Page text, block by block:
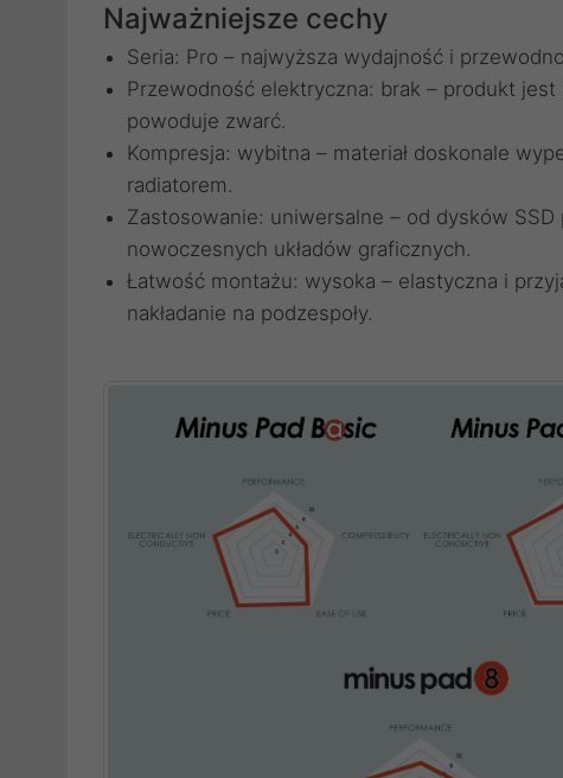
Najważniejsze cechy
Seria: Pro – najwyższa wydajność i
Przewodność elektryczna: brak – produkt
powoduje zwarć.
Kompresja: wybitna – materiał doskonale
radiatorem.
Zastosowanie: uniwersalne – od dysków
nowoczesnych układów graficznych.
Łatwość montażu: wysoka – elastyczna i
nakładanie na podzespoły.